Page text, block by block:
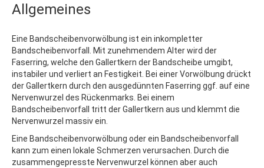
Allgemeines
Eine Bandscheibenvorwölbung ist ein inkompletter
Bandscheibenvorfall. Mit zunehmendem Alter wird der
Faserring, welche den Gallertkern der Bandscheibe umgibt,
instabiler und verliert an Festigkeit. Bei einer Vorwölbung drückt
der Gallertkern durch den ausgedünnten Faserring ggf. auf eine
Nervenwurzel des Rückenmarks. Bei einem
Bandscheibenvorfall tritt der Gallertkern aus und klemmt die
Nervenwurzel massiv ein.
Eine Bandscheibenvorwölbung oder ein Bandscheibenvorfall
kann zum einen lokale Schmerzen verursachen. Durch die
zusammengepresste Nervenwurzel können aber auch